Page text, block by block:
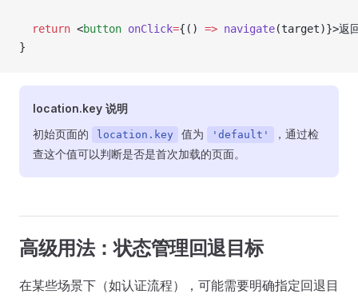
  return
<button onClick={() => navigate(target)}>返
}
location.key 说明
初始页面的
location.key 值为 'default'
，通过检
查这个值可以判断是否是首次加载的页面。
高级用法：状态管理回退目标
在某些场景下（如认证流程），可能需要明确指定回退目